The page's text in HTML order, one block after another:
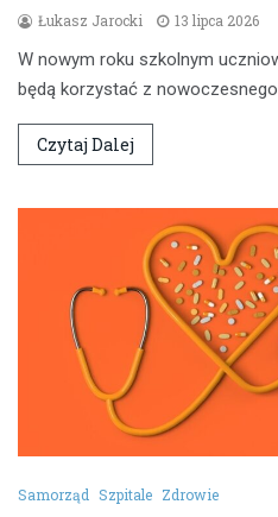
Łukasz Jarocki 13 lipca 2026
W nowym roku szkolnym
będą korzystać z
Czytaj Dalej
Samorząd Szpitale Zdrowie